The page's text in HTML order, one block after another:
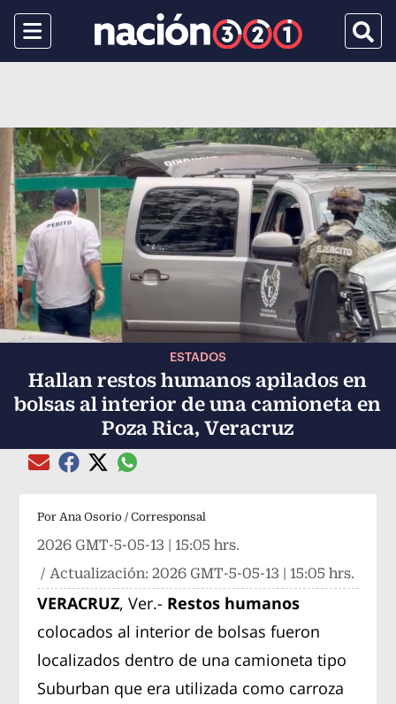
Menu
ESTADOS
Hallan restos humanos apilados en
bolsas al interior de una camioneta en
Poza Rica, Veracruz
Compartir el artículo actual mediante Email
Compartir el artículo actual mediante Facebook
Compartir el artículo actual mediante Twitter
Compartir el artículo actual mediante
Por Ana Osorio / Corresponsal
2026 GMT-5-05-13 | 15:05 hrs.
/ Actualización:2026 GMT-5-05-13 | 15:05 hrs.
VERACRUZ, Ver.- Restos humanos
colocados al interior de bolsas fueron
localizados dentro de una camioneta tipo
Suburban que era utilizada como carroza